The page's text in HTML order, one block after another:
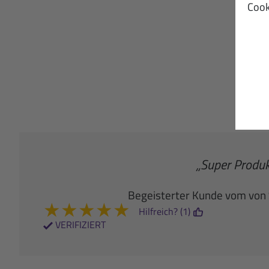
„Super
Begeisterter Kunde vom
★★★★★
VERIFIZIERT
Hilfreich? (1)